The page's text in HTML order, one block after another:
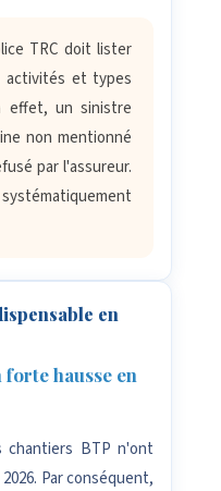
TRC doit lister
activités et types
effet, un sinistre
non mentionné
par l'assureur.
en
hausse en
chantiers BTP n'ont
Par conséquent,